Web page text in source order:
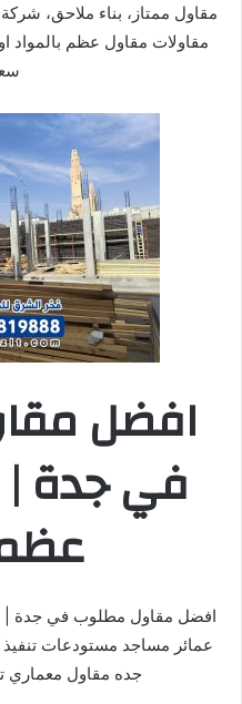
مقاول ممتاز، بناء ملاحق،
مقاولات مقاول عظم بالمواد
افضل
في جدة |
افضل مقاول مطلوب في جدة |
عمائر مساجد مستودعات
جده مقاول معماري